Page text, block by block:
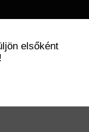
elsőként